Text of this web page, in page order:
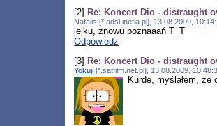
[2] Re: Koncert Dio - distraught
Natalis [*.adsl.inetia.pl], 13.08.2009,
jejku, znowu poznaaań T_T
Odpowiedz
[3] Re: Koncert Dio - distraught
Yokuji [*.satfilm.net.pl], 13.08.2009,
Kurde, myślałem, że